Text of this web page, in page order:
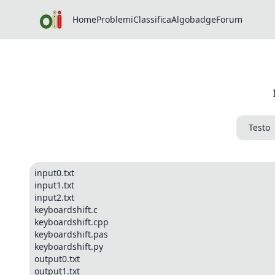
HomeProblemiClassificaAlgobadgeForum
Testo
input0.txt
input1.txt
input2.txt
keyboardshift.c
keyboardshift.cpp
keyboardshift.pas
keyboardshift.py
output0.txt
output1.txt